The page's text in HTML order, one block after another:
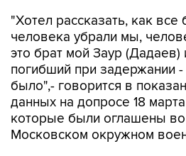
"Хотел рассказать, как все
человека убрали мы,
это брат мой Заур
погибший при задержании
было",- говорится в
данных на допросе 18
которые были оглашены во
Московском окружном